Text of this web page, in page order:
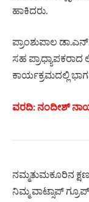
ಹಾಕಿದರು.
ಪ್ರಾಂಶುಪಾಲ
ಸಹ
ಕಾರ್ಯಕ್ರಮದಲ್ಲಿ
ವರದಿ: ನಂದೀಶ್
ನಮ್ಮತುಮಕೂರಿನ
ನಿಮ್ಮ ವಾಟ್ಸಾಪ್